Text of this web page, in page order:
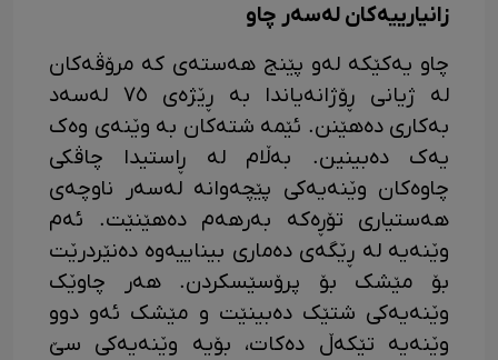
زانیارییەکان لەسەر چاو
چاو یەکێکە لەو پێنج هەستەی کە مرۆڤەکان
لە ژیانی ڕۆژانەیاندا بە ڕێژەی ٧٥ لەسەد
بەکاری دەهێنن. ئێمە شتەکان بە وێنەی وەک
یەک دەبینین. بەڵام لە ڕاستیدا چاڤکی
چاوەکان وێنەیەکی پێچەوانە لەسەر ناوچەی
هەستیاری تۆڕەکە بەرهەم دەهێنێت. ئەم
وێنەیە لە ڕێگەی دەماری بیناییەوە دەنێردرێت
بۆ مێشک بۆ پرۆسێسکردن. هەر چاوێک
وێنەیەکی شتێک دەبینێت و مێشک ئەو دوو
وێنەیە تێکەڵ دەکات، بۆیە وێنەیەکی سێ